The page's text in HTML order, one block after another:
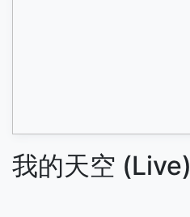
我的天空 (Live)